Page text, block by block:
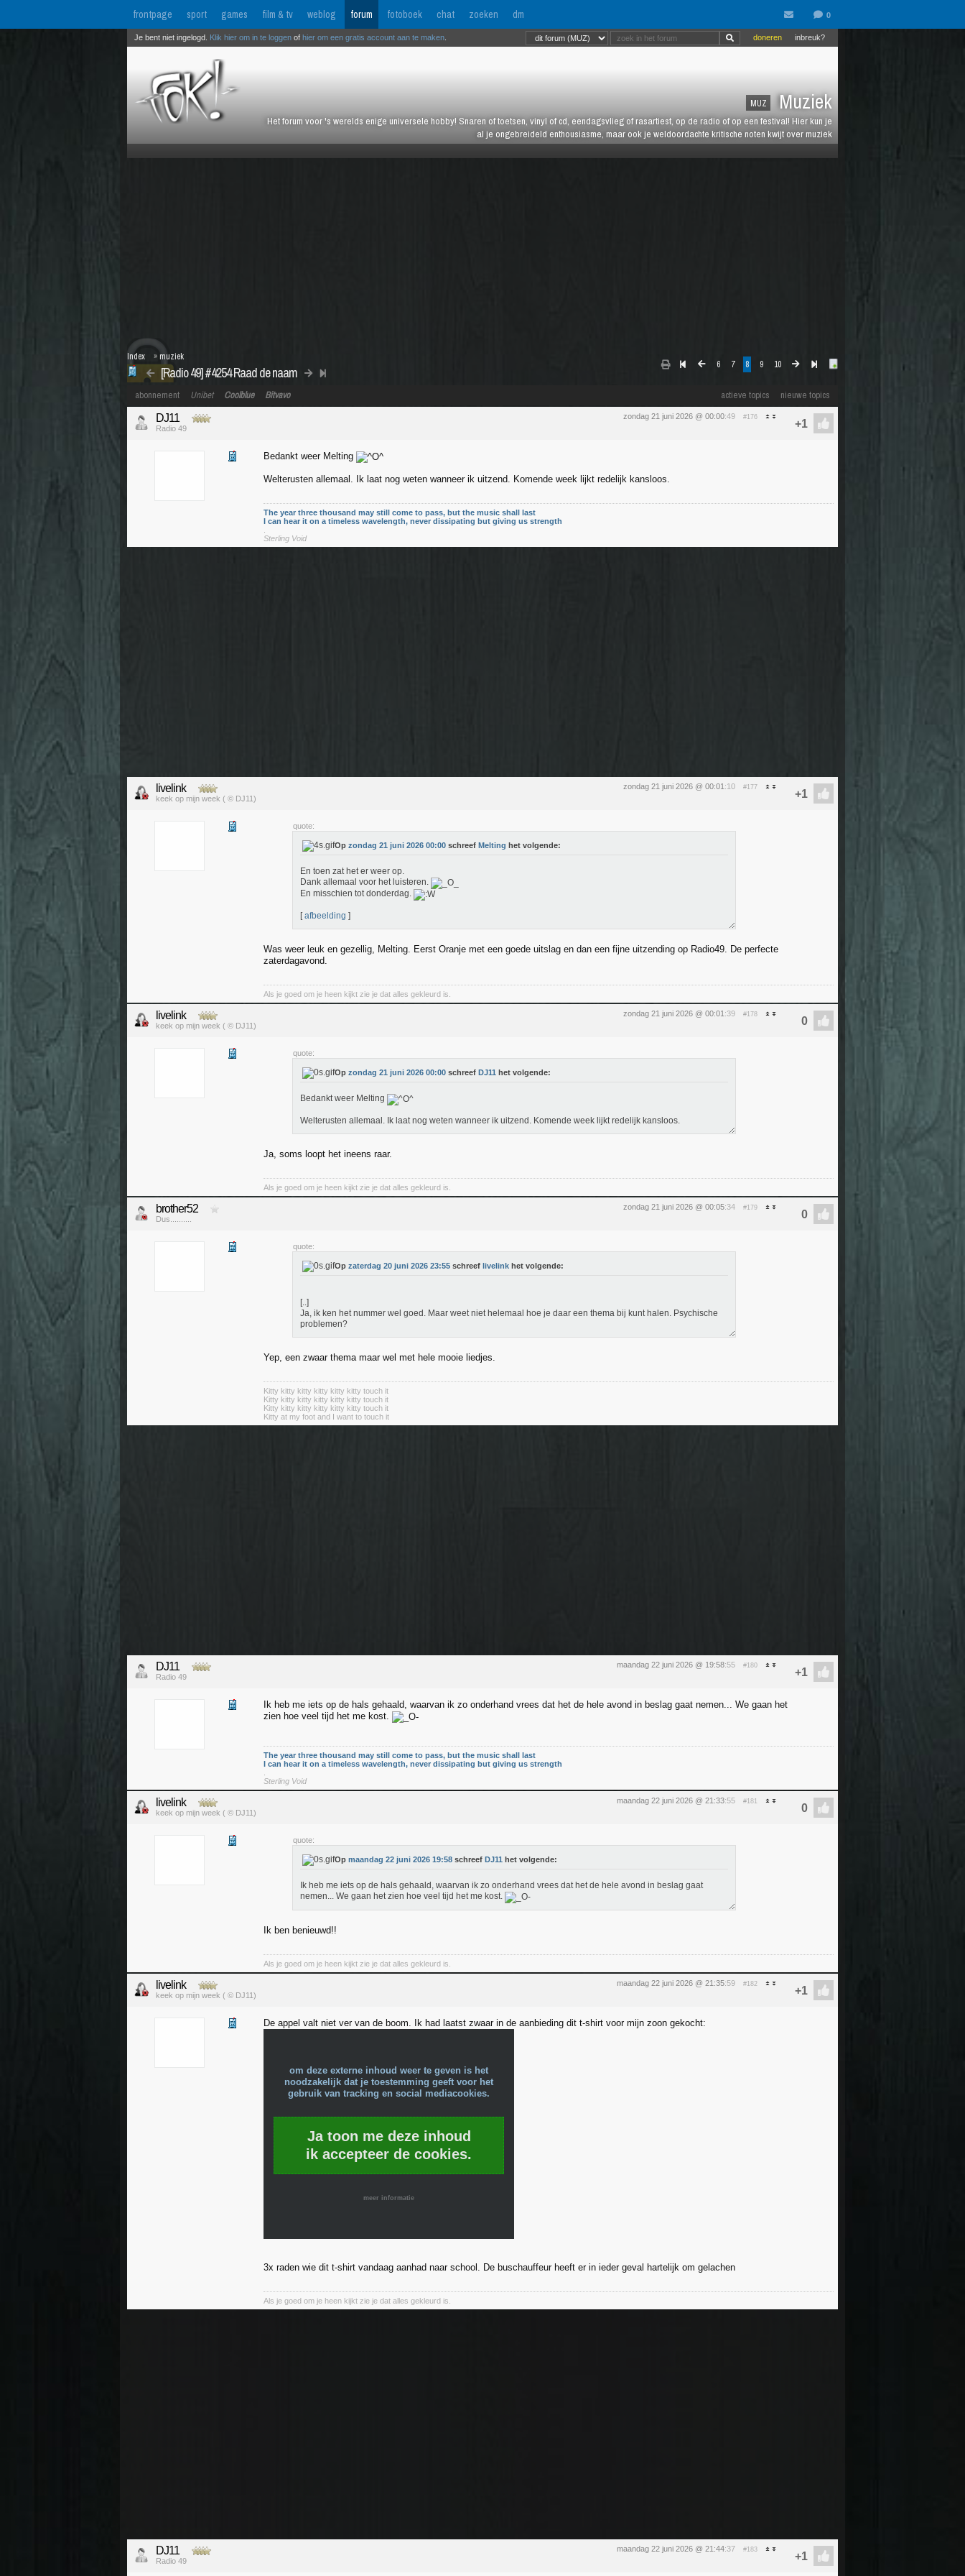
frontpage sport games film & tv weblog forum fotoboek chat zoeken dm
MUZ Muziek
Het forum voor 's werelds enige universele hobby! Snaren of toetsen, vinyl of cd, eendagsvlieg of rasartiest, op de radio of op een festival! Hier kun je
al je ongebreideld enthousiasme, maar ook je weldoordachte kritische noten kwijt over muziek
inbreuk?
doneren
Je bent niet ingelogd. Klik hier om in te loggen of hier om een gratis account aan te maken
6 7 8 9 10
[Radio 49] #4254 Raad de naam
Index » muziek
actieve topics nieuwe topics
abonnement Unibet Coolblue Bitvavo
zondag 21 juni 2026 @ 00:00:49 #176
DJ11
Radio 49
Bedankt weer Melting
Welterusten allemaal. Ik laat nog weten wanneer ik uitzend. Komende week lijkt redelijk kansloos.
The year three thousand may still come to pass, but the music shall last
I can hear it on a timeless wavelength, never dissipating but giving us strength
Sterling Void
zondag 21 juni 2026 @ 00:01 :10 #177
livelink
keek op mijn week ( © DJ11)
quote:
Op zondag 21 juni 2026 00:00 schreef Melting het volgende:
En toen zat het er weer op.
Dank allemaal voor het luisteren.
En misschien tot donderdag.
[afbeelding ]
Was weer leuk en gezellig, Melting. Eerst Oranje met een goede uitslag en dan een fijne uitzending op Radio49. De perfecte
zaterdagavond.
Als je goed om je heen kijkt zie je dat alles gekleurd is.
zondag 21 juni 2026 @ 00:01 :39 #178
livelink
keek op mijn week ( © DJ11)
quote:
Op zondag 21 juni 2026 00:00 schreef DJ11 het volgende:
Bedankt weer Melting
Welterusten allemaal. Ik laat nog weten wanneer ik uitzend. Komende week lijkt redelijk kansloos.
Ja, soms loopt het ineens raar.
Als je goed om je heen kijkt zie je dat alles gekleurd is.
zondag 21 juni 2026 @ 00:05:34 #179
brother52
Dus..........
quote:
Op zaterdag 20 juni 2026 23:55 schreef livelink het volgende:
[..]
Ja, ik ken het nummer wel goed. Maar weet niet helemaal hoe je daar een thema bij kunt halen. Psychische
problemen?
Yep, een zwaar thema maar wel met hele mooie liedjes.
Kitty kitty kitty kitty kitty kitty touch it
Kitty kitty kitty kitty kitty kitty touch it
Kitty kitty kitty kitty kitty kitty touch it
Kitty at my foot and I want to touch it
maandag 22 juni 2026 @ 19:58:55 #180
DJ11
Radio 49
Ik heb me iets op de hals gehaald, waarvan ik zo onderhand vrees dat het de hele avond in beslag gaat nemen... We gaan het
zien hoe veel tijd het me kost.
The year three thousand may still come to pass, but the music shall last
I can hear it on a timeless wavelength, never dissipating but giving us strength
Sterling Void
maandag 22 juni 2026 @ 21:33:55 #181
livelink
keek op mijn week ( © DJ11)
quote:
Op maandag 22 juni 2026 19:58 schreef DJ11 het volgende:
Ik heb me iets op de hals gehaald, waarvan ik zo onderhand vrees dat het de hele avond in beslag gaat
nemen... We gaan het zien hoe veel tijd het me kost.
Ik ben benieuwd!!
Als je goed om je heen kijkt zie je dat alles gekleurd is.
maandag 22 juni 2026 @ 21:35:59 #182
livelink
keek op mijn week ( © DJ11)
De appel valt niet ver van de boom. Ik had laatst zwaar in de aanbieding dit t-shirt voor mijn zoon gekocht:
om deze externe inhoud weer te geven is het
noodzakelijk dat je toestemming geeft voor het
gebruik van tracking en social mediacookies.
Ja toon me deze inhoud
ik accepteer de cookies.
meer informatie
3x raden wie dit t-shirt vandaag aanhad naar school. De buschauffeur heeft er in ieder geval hartelijk om gelachen
Als je goed om je heen kijkt zie je dat alles gekleurd is.
maandag 22 juni 2026 @ 21:44:37 #183
DJ11
Radio 49